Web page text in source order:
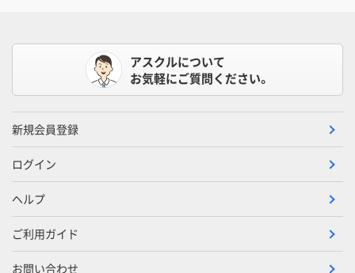
アスクルについて
お気軽にご質問ください。
新規会員登録
ログイン
ヘルプ
ご利用ガイド
お問い合わせ